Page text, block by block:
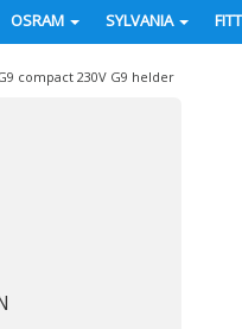
OSRAM SYLVANIA
compact 230V G9 helder